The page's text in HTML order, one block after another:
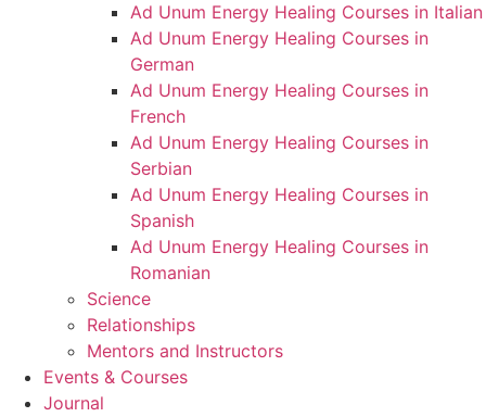
Ad Unum Energy Healing Courses in Italian
Ad Unum Energy Healing Courses in
German
Ad Unum Energy Healing Courses in
French
Ad Unum Energy Healing Courses in
Serbian
Ad Unum Energy Healing Courses in
Spanish
Ad Unum Energy Healing Courses in
Romanian
Science
Relationships
Mentors and Instructors
Events & Courses
Journal